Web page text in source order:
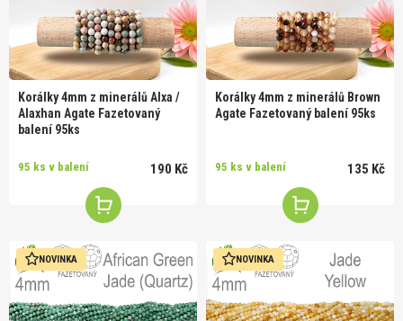
Korálky 4mm z minerálů Alxa /
Alaxhan Agate Fazetovaný
balení 95ks
95 ks v balení 190 Kč
Korálky 4mm z minerálů Brown
Agate Fazetovaný balení 95ks
95 ks v balení 135 Kč
NOVINKA NOVINKA